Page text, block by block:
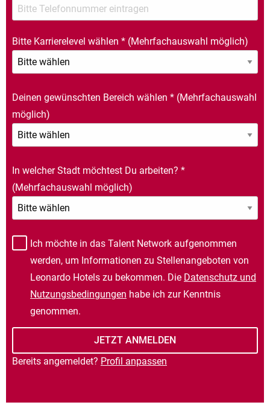
Bitte Karrierelevel wählen * (Mehrfachauswahl möglich)
Deinen gewünschten Bereich wählen * (Mehrfachauswahl
möglich)
In welcher Stadt möchtest Du arbeiten? *
(Mehrfachauswahl möglich)
Ich möchte in das Talent Network aufgenommen
werden, um Informationen zu Stellenangeboten von
Leonardo Hotels zu bekommen. Die Datenschutz und
Nutzungsbedingungen habe ich zur Kenntnis
genommen.
Bereits angemeldet? Profil anpassen